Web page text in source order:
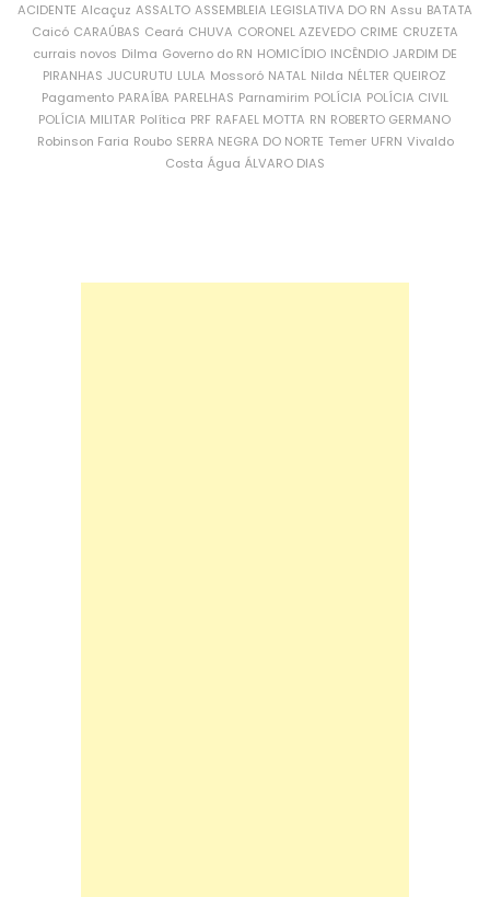
ACIDENTE Alcaçuz ASSALTO ASSEMBLEIA LEGISLATIVA DO RN Assu BATATA
Caicó CARAÚBAS Ceará CHUVA CORONEL AZEVEDO CRIME CRUZETA
currais novos Dilma Governo do RN HOMICÍDIO INCÊNDIO JARDIM DE
PIRANHAS JUCURUTU LULA Mossoró NATAL Nilda NÉLTER QUEIROZ
Pagamento PARAÍBA PARELHAS Parnamirim POLÍCIA POLÍCIA CIVIL
POLÍCIA MILITAR Política PRF RAFAEL MOTTA RN ROBERTO GERMANO
Robinson Faria Roubo SERRA NEGRA DO NORTE Temer UFRN Vivaldo
Costa Água ÁLVARO DIAS